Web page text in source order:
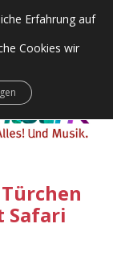
Safari
Erfahrung auf
Cookies wir